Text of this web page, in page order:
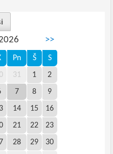
>>
Pn Š S
31 1 2
7 8 9
14 15 16
21 22 23
28 29 30